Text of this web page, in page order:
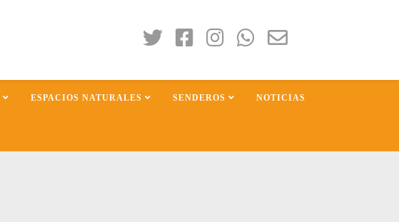
ESPACIOS NATURALES SENDEROS NOTICIAS